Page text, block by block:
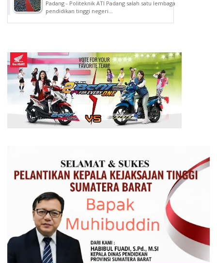
Padang - Politeknik ATI Padang salah satu lembaga
pendidikan tinggi negeri...